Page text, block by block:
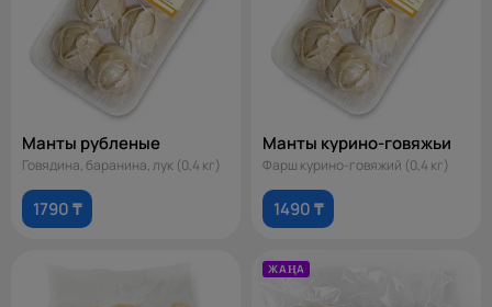
Манты рубленые
Говядина, баранина, лук (0,4 кг)
1790 ₸
Манты курино-говяжьи
Фарш курино-говяжий (0,4 кг)
1490 ₸
ЖАҢА